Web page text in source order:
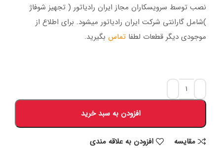
نصب توسط سرویسکاران مجاز ایران رادیاتور ( تجهیز شوفاژ
)شامل گارانتی شرکت ایران رادیاتور میشود. برای اطلاع از
موجودی دیگر قطعات لطفا تماس بگیرید.
افزودن به سبد خرید
مقايسه افزودن به علاقه مندی